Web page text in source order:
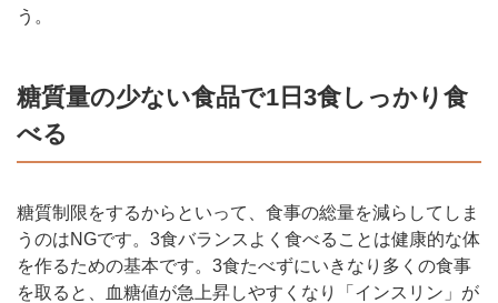
う。
糖質量の少ない食品で1日3食しっかり食
べる
糖質制限をするからといって、食事の総量を減らしてしま
うのはNGです。3食バランスよく食べることは健康的な体
を作るための基本です。3食たべずにいきなり多くの食事
を取ると、血糖値が急上昇しやすくなり「インスリン」が